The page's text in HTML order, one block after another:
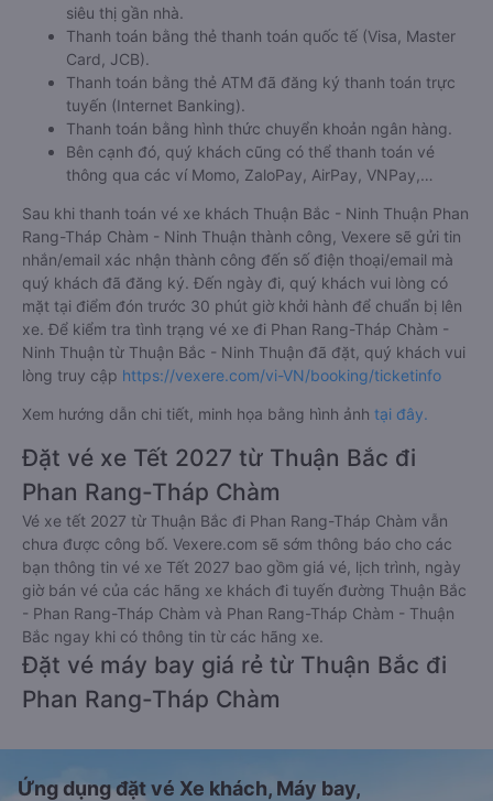
siêu thị gần nhà.
Thanh toán bằng thẻ thanh toán quốc tế (Visa, Master
Card, JCB).
Thanh toán bằng thẻ ATM đã đăng ký thanh toán trực
tuyến (Internet Banking).
Thanh toán bằng hình thức chuyển khoản ngân hàng.
Bên cạnh đó, quý khách cũng có thể thanh toán vé
thông qua các ví Momo, ZaloPay, AirPay, VNPay,…
Sau khi thanh toán vé xe khách Thuận Bắc - Ninh Thuận Phan
Rang-Tháp Chàm - Ninh Thuận thành công, Vexere sẽ gửi tin
nhắn/email xác nhận thành công đến số điện thoại/email mà
quý khách đã đăng ký. Đến ngày đi, quý khách vui lòng có
mặt tại điểm đón trước 30 phút giờ khởi hành để chuẩn bị lên
xe. Để kiểm tra tình trạng vé xe đi Phan Rang-Tháp Chàm -
Ninh Thuận từ Thuận Bắc - Ninh Thuận đã đặt, quý khách vui
lòng truy cập https://vexere.com/vi-VN/booking/ticketinfo
Xem hướng dẫn chi tiết, minh họa bằng hình ảnh tại đây.
Đặt vé xe Tết 2027 từ Thuận Bắc đi
Phan Rang-Tháp Chàm
Vé xe tết 2027 từ Thuận Bắc đi Phan Rang-Tháp Chàm vẫn
chưa được công bố. Vexere.com sẽ sớm thông báo cho các
bạn thông tin vé xe Tết 2027 bao gồm giá vé, lịch trình, ngày
giờ bán vé của các hãng xe khách đi tuyến đường Thuận Bắc
- Phan Rang-Tháp Chàm và Phan Rang-Tháp Chàm - Thuận
Bắc ngay khi có thông tin từ các hãng xe.
Đặt vé máy bay giá rẻ từ Thuận Bắc đi
Phan Rang-Tháp Chàm
Ứng dụng đặt vé Xe khách, Máy bay,